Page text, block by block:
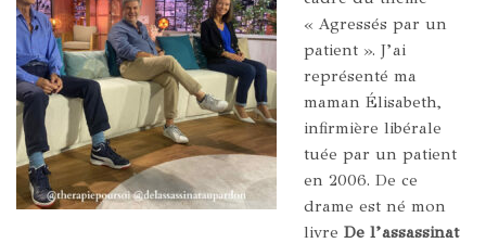
« Agressés par un
patient ». J’ai
représenté ma
maman Élisabeth,
infirmière libérale
tuée par un patient
en 2006. De ce
drame est né mon
livre De l’assassinat